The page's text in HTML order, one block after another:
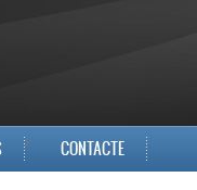
CONTACTE